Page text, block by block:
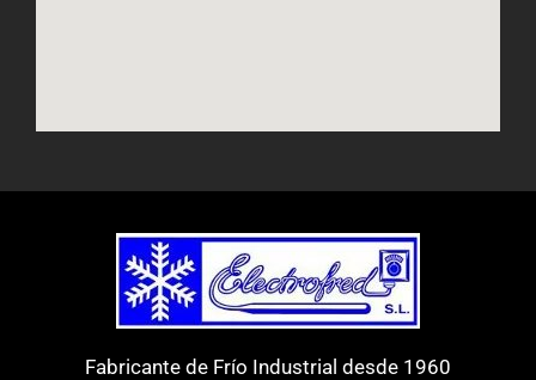
Fabricante de Frío Industrial desde 1960